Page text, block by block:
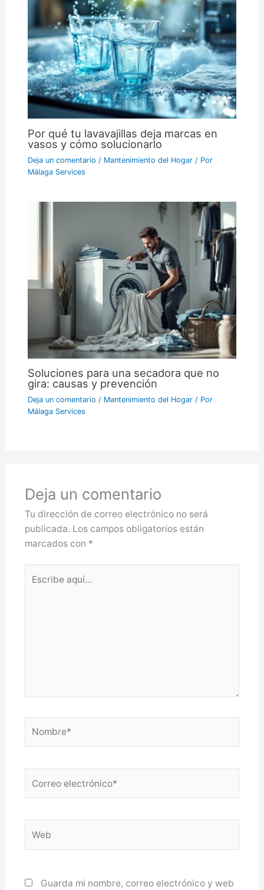
Por qué tu lavavajillas deja marcas en
vasos y cómo solucionarlo
Deja un comentario / Mantenimiento del Hogar / Por
Málaga Services
Soluciones para una secadora que no
gira: causas y prevención
Deja un comentario / Mantenimiento del Hogar / Por
Málaga Services
Deja un comentario
Tu dirección de correo electrónico no será
publicada. Los campos obligatorios están
marcados con *
aquí...
electrónico*
Guarda mi nombre, correo electrónico y web